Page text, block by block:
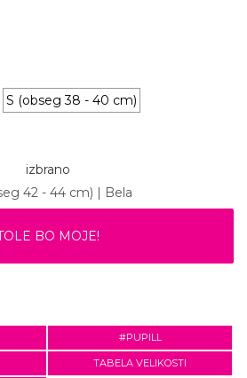
S (obseg 38 - 40 cm)
izbrano
42 - 44 cm) | Bela
BO MOJE!
#PUPILL
TABELA VELIKOSTI